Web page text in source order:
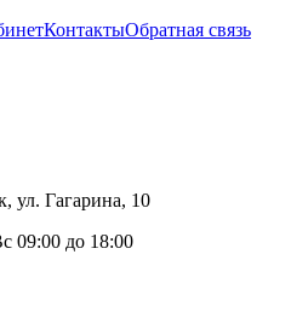
КонтактыОбратная связь
ул. Гагарина, 10
09:00 до 18:00